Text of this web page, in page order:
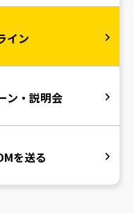
イン
ン・説明会
を送る